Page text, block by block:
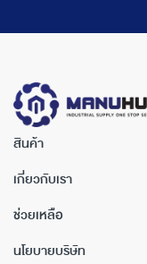
สินค้า
เกี่ยวกับเรา
ช่วยเหลือ
นโยบายบริษัท